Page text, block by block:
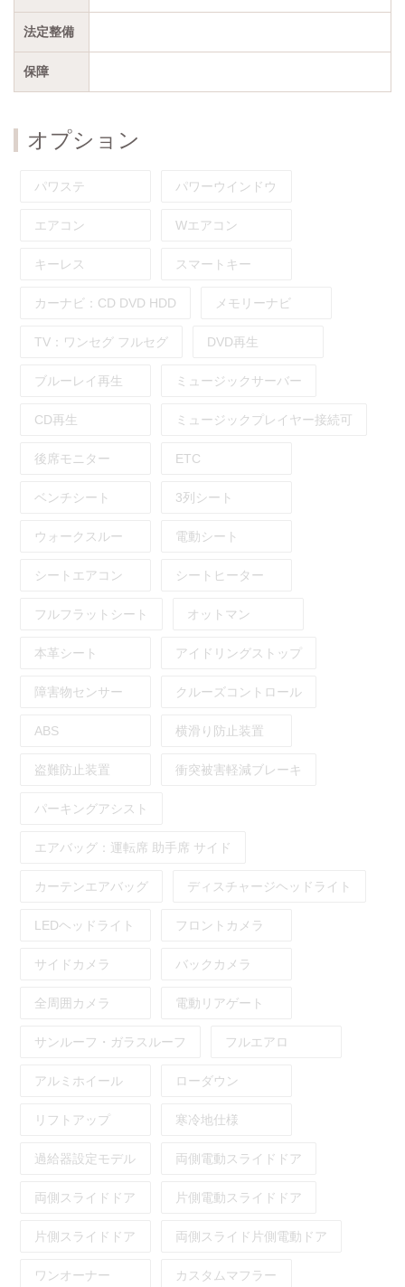
法定整備
保障
オプション
パワステ パワーウインドウ
エアコン Wエアコン
キーレス スマートキー
カーナビ： CD DVD HDD メモリーナビ
TV： ワンセグ フルセグ DVD再生
ブルーレイ再生 ミュージックサーバー
CD再生 ミュージックプレイヤー接続可
後席モニター ETC
ベンチシート 3列シート
ウォークスルー 電動シート
シートエアコン シートヒーター
フルフラットシート オットマン
本革シート アイドリングストップ
障害物センサー クルーズコントロール
ABS 横滑り防止装置
盗難防止装置 衝突被害軽減ブレーキ
パーキングアシスト
エアバッグ： 運転席 助手席 サイド
カーテンエアバッグ ディスチャージヘッドライト
LEDヘッドライト フロントカメラ
サイドカメラ バックカメラ
全周囲カメラ 電動リアゲート
サンルーフ・ガラスルーフ フルエアロ
アルミホイール ローダウン
リフトアップ 寒冷地仕様
過給器設定モデル 両側電動スライドドア
両側スライドドア 片側電動スライドドア
片側スライドドア 両側スライド片側電動ドア
ワンオーナー カスタムマフラー